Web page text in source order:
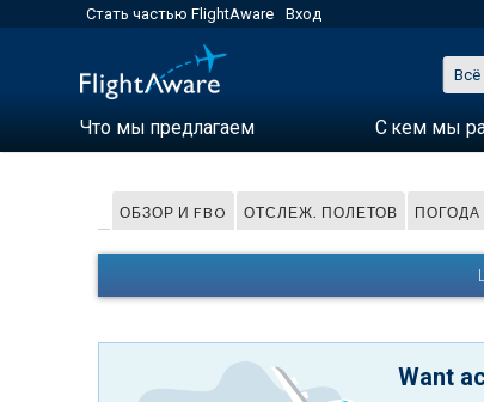
Стать частью FlightAware Вход
Всё
Что мы предлагаем С кем мы
ОБЗОР И FBO ОТСЛЕЖ. ПОЛЕТОВ ПОГОДА
Want